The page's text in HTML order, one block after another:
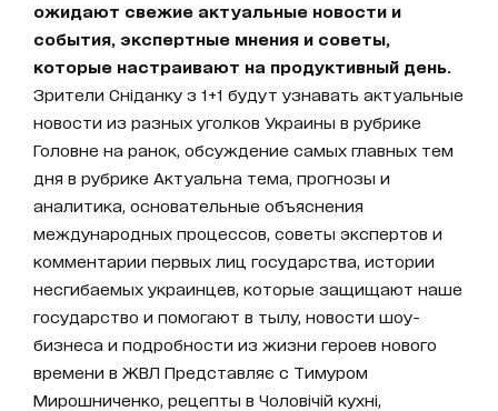
ожидают свежие актуальные новости и
события, экспертные мнения и советы,
которые настраивают на продуктивный день.
Зрители Сніданку з 1+1 будут узнавать актуальные
новости из разных уголков Украины в рубрике
Головне на ранок, обсуждение самых главных тем
дня в рубрике Актуальна тема, прогнозы и
аналитика, основательные объяснения
международных процессов, советы экспертов и
комментарии первых лиц государства, истории
несгибаемых украинцев, которые защищают наше
государство и помогают в тылу, новости шоу-
бизнеса и подробности из жизни героев нового
времени в ЖВЛ Представляє с Тимуром
Мирошниченко, рецепты в Чоловічій кухні,